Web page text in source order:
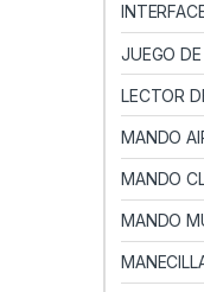
JUEGO
LECTOR
MANDO
MANDO
MANDO